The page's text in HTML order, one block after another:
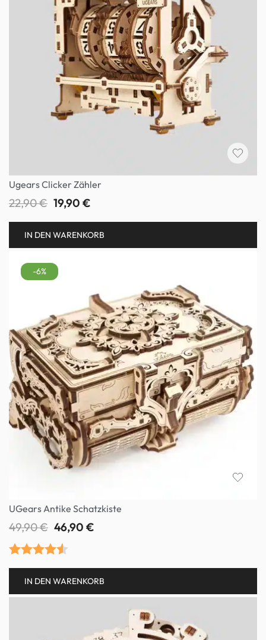
Ugears Clicker Zähler
22,90€ 19,90 €
IN DEN WARENKORB
-6%
UGears Antike Schatzkiste
49,90€ 46,90 €
Bewertet
mit4.50
IN DEN WARENKORB